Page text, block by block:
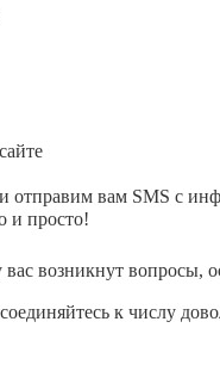
вам SMS с
и просто!
возникнут вопросы,
к числу